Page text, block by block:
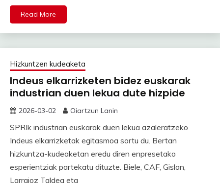
Read More
Hizkuntzen kudeaketa
Indeus elkarrizketen bidez euskarak
industrian duen lekua dute hizpide
2026-03-02 Oiartzun Lanin
SPRIk industrian euskarak duen lekua azaleratzeko
Indeus elkarrizketak egitasmoa sortu du. Bertan
hizkuntza-kudeaketan eredu diren enpresetako
esperientziak partekatu dituzte. Biele, CAF, Gislan,
Larraioz Taldea eta